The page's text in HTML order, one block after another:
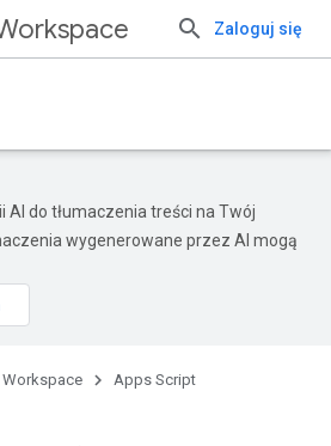
Zaloguj się
AI do tłumaczenia treści na Twój
wygenerowane przez AI mogą
Apps Script